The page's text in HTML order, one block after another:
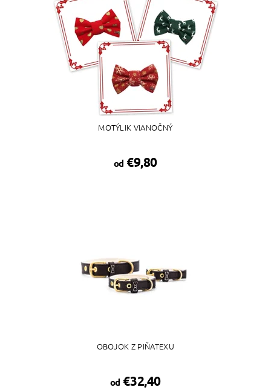
MOTÝLIK VIANOČNÝ
od €9,80
OBOJOK Z PIŇATEXU
od €32,40